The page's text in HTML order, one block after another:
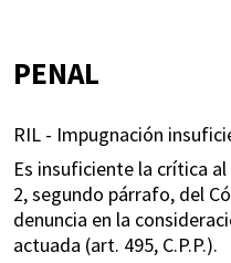
PENAL
RIL - Impugnación
Es insuficiente la crítica
2, segundo párrafo, del
denuncia en la
actuada (art. 495, C.P.P.).